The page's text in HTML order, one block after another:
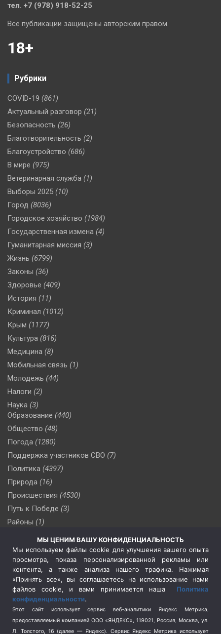
тел. +7 (978) 918-52-25
Все публикации защищены авторским правом.
18+
Рубрики
COVID-19 (861)
Актуальный разговор (21)
Безопасность (26)
Благотворительность (2)
Благоустройство (686)
В мире (975)
Ветеринарная служба (1)
Выборы 2025 (10)
Город (8036)
Городское хозяйство (1984)
Государственная измена (4)
Гуманитарная миссия (3)
Жизнь (6799)
Законы (36)
Здоровье (409)
История (11)
Криминал (1012)
Крым (1177)
Культура (816)
Медицина (8)
Мобильная связь (1)
Молодежь (44)
Налоги (2)
Наука (3)
Образование (440)
Общество (48)
Погода (1280)
Поддержка участников СВО (7)
Политика (4397)
Природа (16)
Происшествия (4530)
Путь к Победе (3)
Районы (1)
(510)
Сельское хозяйство (3)
Социальная политика
(3)
Спецоперация в Украине
Спецоперация на Украине
(404)
Спорт (740)
Терроризм (1)
МЫ ЦЕНИМ ВАШУ КОНФИДЕНЦИАЛЬНОСТЬ
Мы используем файлы cookie для улучшения вашего опыта
просмотра, показа персонализированной рекламы или
контента, а также анализа нашего трафика. Нажимая
«Принять все», вы соглашаетесь на использование нами
файлов cookie, и вами принимается наша Политика
конфиденциальности.
Этот сайт использует сервис веб-аналитики Яндекс Метрика,
предоставляемый компанией ООО «ЯНДЕКС», 119021, Россия, Москва, ул.
Л. Толстого, 16 (далее — Яндекс). Сервис Яндекс Метрика использует